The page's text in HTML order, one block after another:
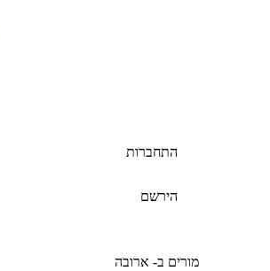
התחברות
הירשם
מורים ב- ארובה